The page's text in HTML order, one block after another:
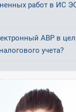
работ в ИС
АВР в
учета?